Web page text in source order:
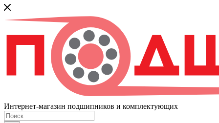
Интернет-магазин подшипников и комплектующих